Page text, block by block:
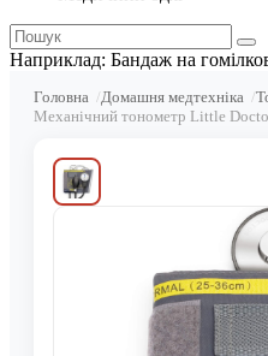
Наприклад: Бандаж на
Головна Домашня медтехніка
Механічний тонометр Little